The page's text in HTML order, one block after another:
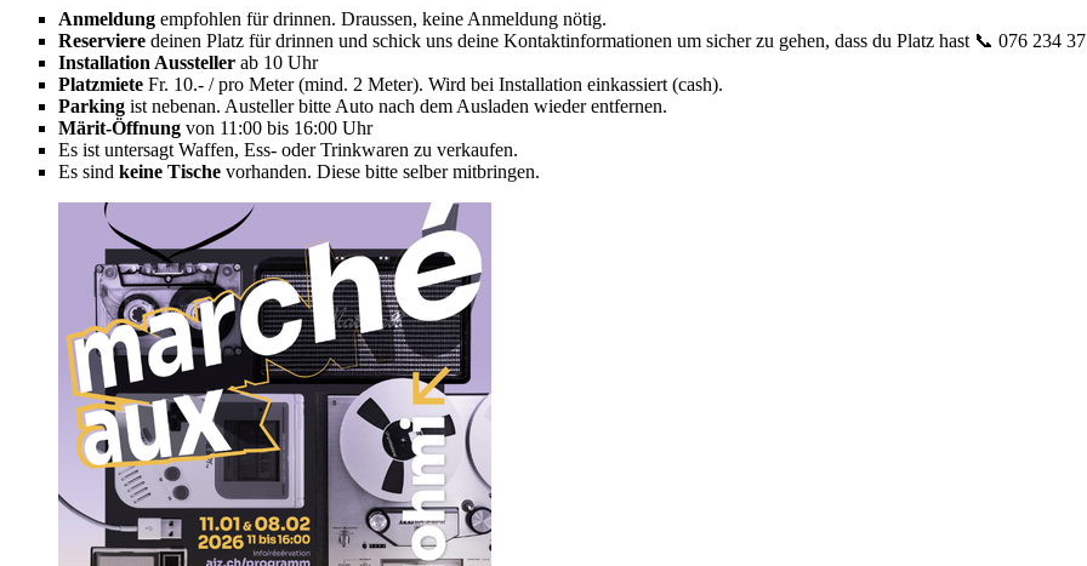
Anmeldung empfohlen für drinnen. Draussen, keine Anmeldung nötig.
Reserviere deinen Platz für drinnen und schick uns deine Kontaktinformationen um sicher zu gehen, dass du Platz hast 📞 076 234
Installation Aussteller ab 10 Uhr
Platzmiete Fr. 10.- / pro Meter (mind. 2 Meter). Wird bei Installation einkassiert (cash).
Parking ist nebenan. Austeller bitte Auto nach dem Ausladen wieder entfernen.
Märit-Öffnung von 11:00 bis 16:00 Uhr
Es ist untersagt Waffen, Ess- oder Trinkwaren zu verkaufen.
Es sind keine Tische vorhanden. Diese bitte selber mitbringen.